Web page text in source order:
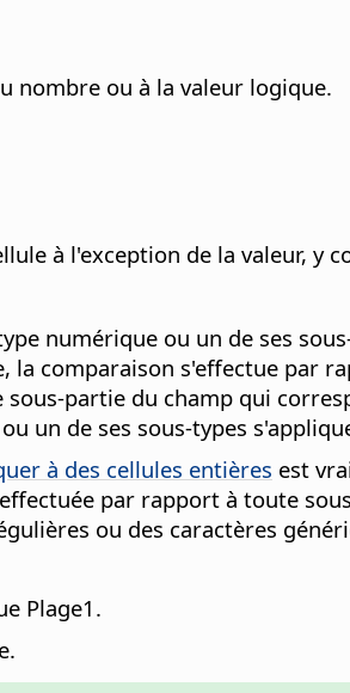
nombre ou à la valeur logique.
à l'exception de la valeur, y
numérique ou un de ses
la comparaison s'effectue par
partie du champ qui
un de ses sous-types
à des cellules entières est
par rapport à toute
ou des caractères
Plage1.